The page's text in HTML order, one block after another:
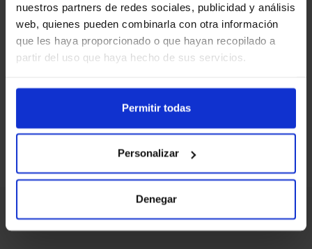
nuestros partners de redes sociales, publicidad y análisis
web, quienes pueden combinarla con otra información
que les haya proporcionado o que hayan recopilado a
partir del uso que haya hecho de sus servicios.
Permitir todas
Personalizar
Denegar
Love Fútbol
Pero tenemos muchas más ofertas que
podrían interesarte en nuestra web.